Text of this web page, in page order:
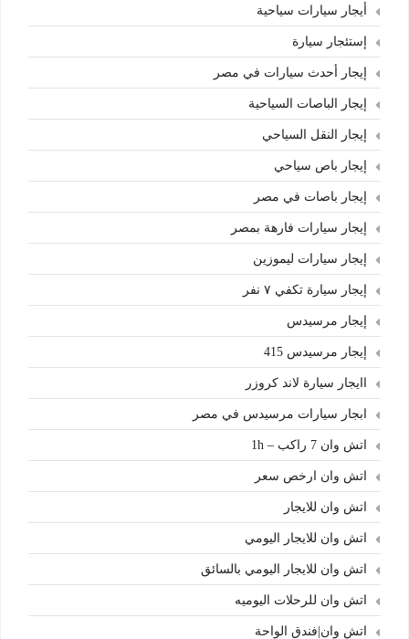
أيجار سيارات سياحية
إستئجار سيارة
إيجار أحدث سيارات في مصر
إيجار الباصات السياحية
إيجار النقل السياحي
إيجار باص سياحي
إيجار باصات في مصر
إيجار سيارات فارهة بمصر
إيجار سيارات ليموزين
إيجار سيارة تكفي ٧ نفر
إيجار مرسيدس
إيجار مرسيدس 415
اايجار سيارة لاند كروزر
ابجار سيارات مرسيدس في مصر
اتش وان 7 راكب – 1h
اتش وان ارخص سعر
اتش وان للايجار
اتش وان للايجار اليومي
اتش وان للايجار اليومي بالسائق
اتش وان للرحلات اليوميه
اتش وان|فندق الواحة